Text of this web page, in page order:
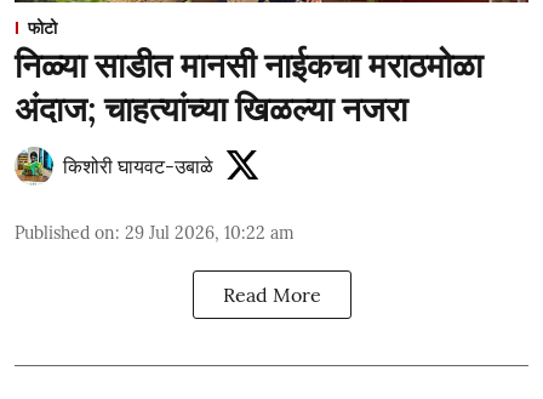
फोटो
निळ्या साडीत मानसी नाईकचा मराठमोळा
अंदाज; चाहत्यांच्या खिळल्या नजरा
किशोरी घायवट-उबाळे
Published on: 29 Jul 2026, 10:22 am
Read More